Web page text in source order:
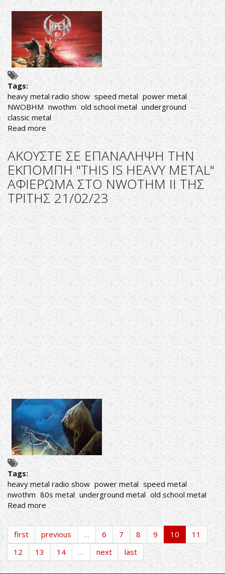
Tags:
heavy metal radio show speed metal power metal
NWOBHM nwothm old school metal underground
classic metal
Read moreabout
ΑΚΟΥΣΤΕ
ΣΕ
ΕΠΑΝΑΛΗΨΗ
ΤΙΣ
ΕΚΠΟΜΠΕΣ
"THIS
IS
HEAVY
METAL"
24/02/23
ΚΑΙ
28/02/23
ΑΚΟΥΣΤΕ ΣΕ ΕΠΑΝΑΛΗΨΗ ΤΗΝ
ΕΚΠΟΜΠΗ "THIS IS HEAVY METAL"
ΑΦΙΕΡΩΜΑ ΣΤΟ NWOTHM ΙΙ ΤΗΣ
ΤΡΙΤΗΣ 21/02/23
Tags:
heavy metal radio show power metal speed metal
nwothm 80s metal underground metal old school metal
Read more about
ΑΚΟΥΣΤΕ
ΣΕ
ΕΠΑΝΑΛΗΨΗ
ΤΗΝ
ΕΚΠΟΜΠΗ
"THIS
first previous … 6 7 8 9 10
11
12
13 14 … next last